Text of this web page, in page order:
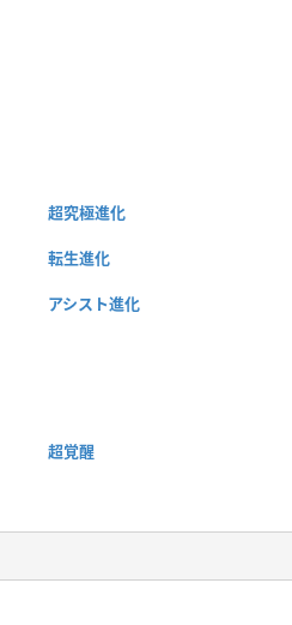
超究極進化
転生進化
アシスト進化
超覚醒